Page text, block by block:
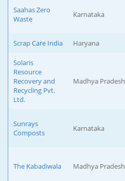
Saahas Zero
Waste
Karnataka
Scrap Care India Haryana
Solaris
Resource
Recovery and
Recycling Pvt.
Ltd.
Madhya Pradesh
Sunrays
Composts
Karnataka
The Kabadiwala Madhya Pradesh